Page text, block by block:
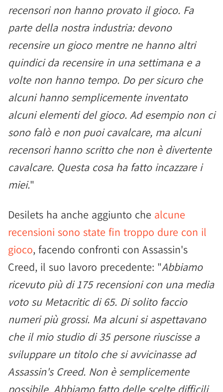
recensori non hanno provato il gioco. Fa
parte della nostra industria: devono
recensire un gioco mentre ne hanno altri
quindici da recensire in una settimana e a
volte non hanno tempo. Do per sicuro che
alcuni hanno semplicemente inventato
alcuni elementi del gioco. Ad esempio non ci
sono falò e non puoi cavalcare, ma alcuni
recensori hanno scritto che non è divertente
cavalcare. Questa cosa ha fatto incazzare i
miei."
Desilets ha anche aggiunto che alcune
recensioni sono state fin troppo dure con il
gioco, facendo confronti con Assassin's
Creed, il suo lavoro precedente: "Abbiamo
ricevuto più di 175 recensioni con una media
voto su Metacritic di 65. Di solito faccio
numeri più grossi. Ma alcuni si aspettavano
che il mio studio di 35 persone riuscisse a
sviluppare un titolo che si avvicinasse ad
Assassin's Creed. Non è semplicemente
possibile. Abbiamo fatto delle scelte difficili